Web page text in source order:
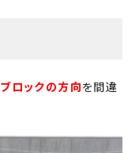
ブロックの方向を間違